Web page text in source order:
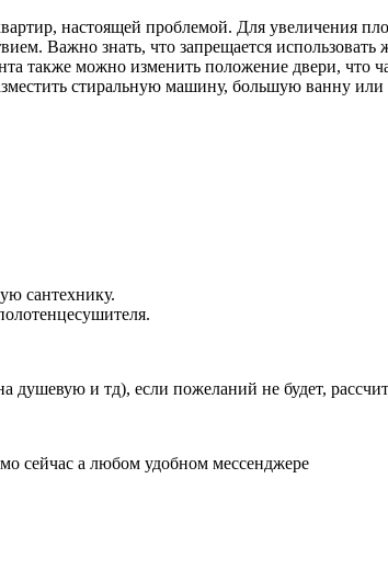
настоящей проблемой. Для увеличения
Важно знать, что запрещается
также можно изменить положение двери, что
стиральную машину, большую ванну
сантехнику.
и тд), если пожеланий не будет,
сейчас а любом удобном мессенджере